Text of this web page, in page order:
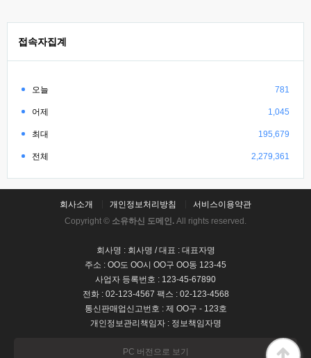
접속자집계
오늘 781
어제 1,045
최대 195,679
전체 2,279,361
회사소개 개인정보처리방침
서비스이용약관
Copyright © 소유하신 도메인. All rights reserved.
회사명 : 회사명 / 대표 : 대표자명
주소 : OO도 OO시 OO구 OO동 123-45
사업자 등록번호 : 123-45-67890
전화 : 02-123-4567 팩스 : 02-123-4568
통신판매업신고번호 : 제 OO구 - 123호
개인정보관리책임자 : 정보책임자명
PC 버전으로 보기